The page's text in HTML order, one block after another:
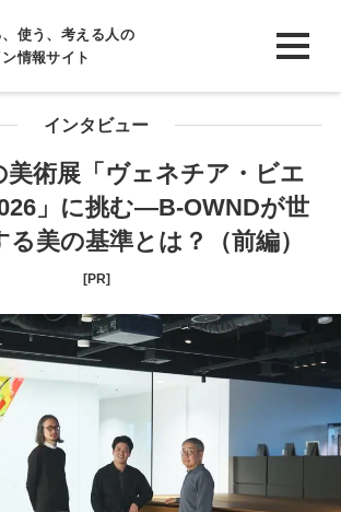
使う、考える人の
情報サイト
インタビュー
美術展「ヴェネチア・ビエ
」に挑む―B-OWNDが世
美の基準とは？（前編）
[PR]